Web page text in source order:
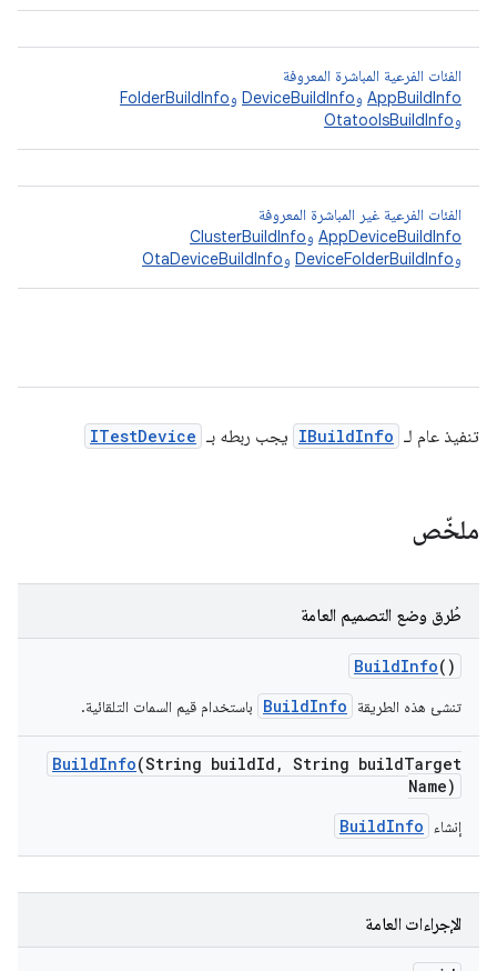
الفئات الفرعية المباشرة المعروفة
AppBuildInfo وDeviceBuildInfo وFolderBuildInfo
وOtatoolsBuildInfo
الفئات الفرعية غير المباشرة المعروفة
AppDeviceBuildInfo وClusterBuildInfo
وDeviceFolderBuildInfo وOtaDeviceBuildInfo
تنفيذ عام لـ IBuildInfo يجب ربطه بـ ITestDevice
ملخّص
طُرق وضع التصميم العامة
BuildInfo()
تنشئ هذه الطريقة BuildInfo باستخدام قيم السمات التلقائية.
BuildInfo(String buildId , String buildTarget
Name)
إنشاء BuildInfo
الإجراءات العامة